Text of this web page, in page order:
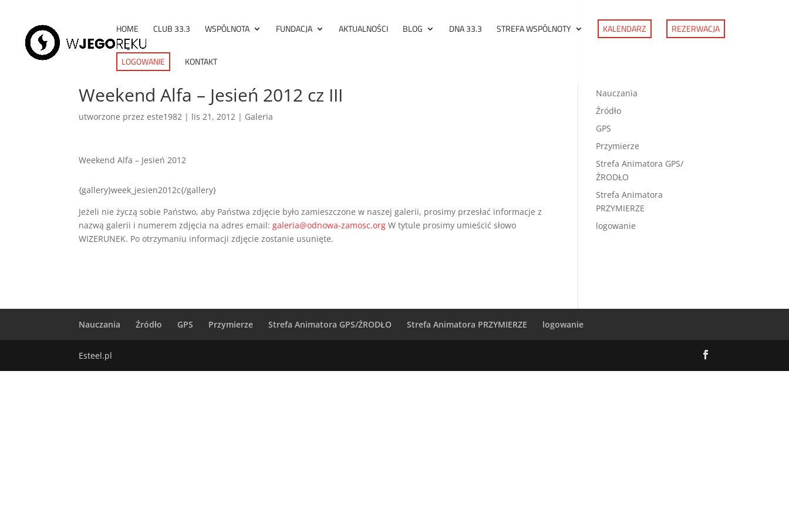
HOME CLUB 33.3 WSPÓLNOTA FUNDACJA AKTUALNOŚCI BLOG DNA 33.3 STREFA WSPÓLNOTY KALENDARZ REZERWACJA
LOGOWANIE KONTAKT
Weekend Alfa – Jesień 2012 cz III
utworzone przezeste1982 | lis 21, 2012 | Galeria
Weekend Alfa – Jesień 2012
{gallery}week_jesien2012c{/gallery}
Jeżeli nie życzą sobie Państwo, aby Państwa zdjęcie było zamieszczone w naszej galerii, prosimy przesłać informacje z
nazwą galerii i numerem zdjęcia na adres email:galeria@odnowa-zamosc.org W tytule prosimy umieścić słowo
WIZERUNEK. Po otrzymaniu informacji zdjęcie zostanie usunięte.
Nauczania
Źródło
GPS
Przymierze
Strefa Animatora GPS/
ŹRODŁO
Strefa Animatora
PRZYMIERZE
logowanie
Nauczania Źródło GPS Przymierze Strefa Animatora GPS/ŹRODŁO Strefa Animatora PRZYMIERZE logowanie
Esteel.pl